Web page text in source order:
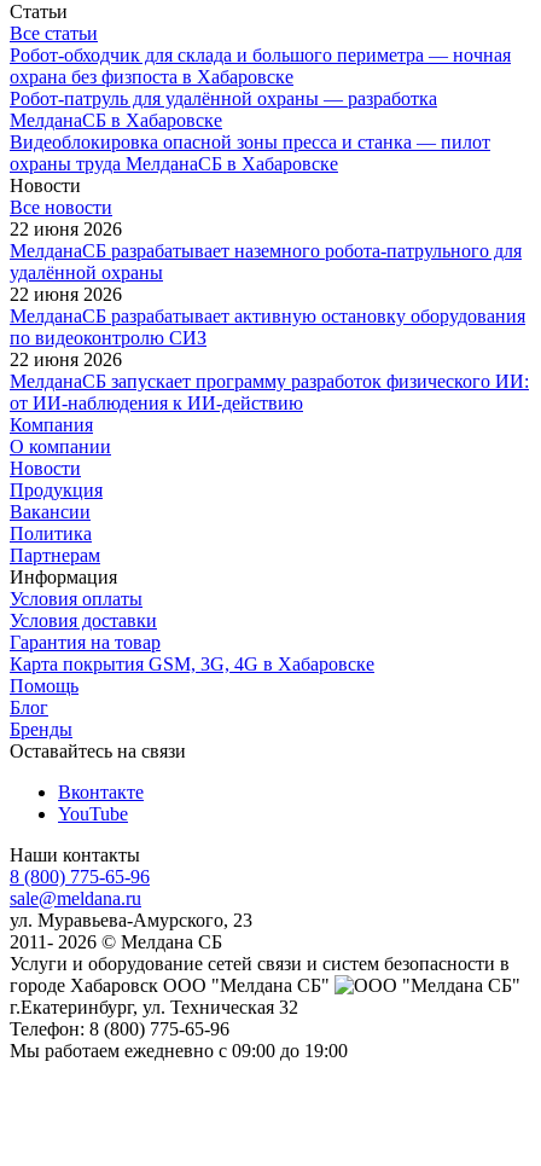
Статьи
Все статьи
Робот-обходчик для склада и большого периметра — ночная
охрана без физпоста в Хабаровске
Робот-патруль для удалённой охраны — разработка
МелданаСБ в Хабаровске
Видеоблокировка опасной зоны пресса и станка — пилот
охраны труда МелданаСБ в Хабаровске
Новости
Все новости
22 июня 2026
МелданаСБ разрабатывает наземного робота-патрульного для
удалённой охраны
22 июня 2026
МелданаСБ разрабатывает активную остановку оборудования
по видеоконтролю СИЗ
22 июня 2026
МелданаСБ запускает программу разработок физического ИИ:
от ИИ-наблюдения к ИИ-действию
Компания
О компании
Новости
Продукция
Вакансии
Политика
Партнерам
Информация
Условия оплаты
Условия доставки
Гарантия на товар
Карта покрытия GSM, 3G, 4G в Хабаровске
Помощь
Блог
Бренды
Оставайтесь на связи
Вконтакте
YouTube
Наши контакты
8 (800) 775-65-96
sale@meldana.ru
ул. Муравьева-Амурского, 23
2011- 2026 © Мелдана СБ
Услуги и оборудование сетей связи и систем безопасности в
городе Хабаровск ООО "Мелдана СБ"
г.Екатеринбург, ул. Техническая 32
Телефон: 8 (800) 775-65-96
Мы работаем ежедневно с 09:00 до 19:00